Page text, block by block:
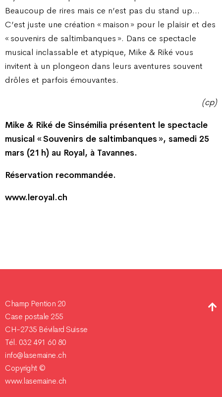
Beaucoup de rires mais ce n’est pas du stand up…
C’est juste une création « maison » pour le plaisir et des
« souvenirs de saltimbanques ». Dans ce spectacle
musical inclassable et atypique, Mike & Riké vous
invitent à un plongeon dans leurs aventures souvent
drôles et parfois émouvantes.
(cp)
Mike & Riké de Sinsémilia présentent le spectacle
musical « Souvenirs de saltimbanques », samedi 25
mars (21 h) au Royal, à Tavannes.
Réservation recommandée.
www.leroyal.ch
Champ Pention 20
Case postale 255
CH-2735 Bévilard Suisse
Tél. 032 491 60 80
info@lasemaine.ch
Copyright ©
www.lasemaine.ch